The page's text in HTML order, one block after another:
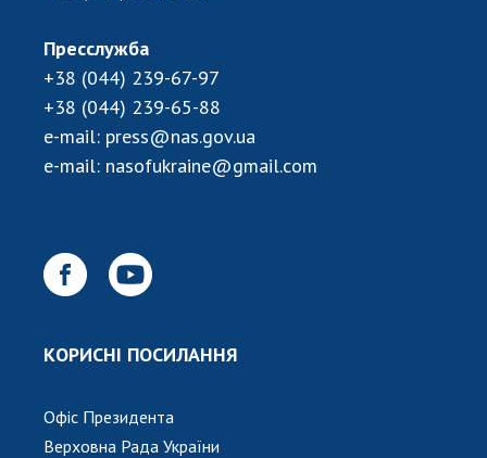
Пресслужба
+38 (044) 239-67-97
+38 (044) 239-65-88
e-mail: press@nas.gov.ua
e-mail: nasofukraine@gmail.com
КОРИСНІ ПОСИЛАННЯ
Офіс Президента
Верховна Рада України